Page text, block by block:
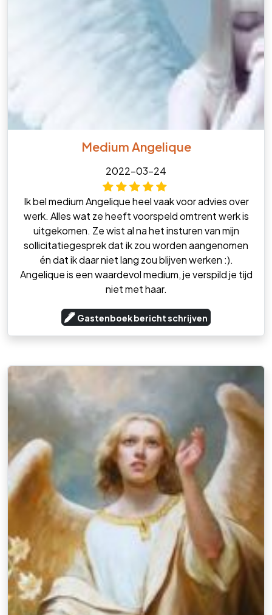
Medium Angelique
2022-03-24
Ik bel medium Angelique heel vaak voor advies over
werk. Alles wat ze heeft voorspeld omtrent werk is
uitgekomen. Ze wist al na het insturen van mijn
sollicitatiegesprek dat ik zou worden aangenomen
én dat ik daar niet lang zou blijven werken :).
Angelique is een waardevol medium, je verspild je tijd
niet met haar.
Gastenboek bericht schrijven